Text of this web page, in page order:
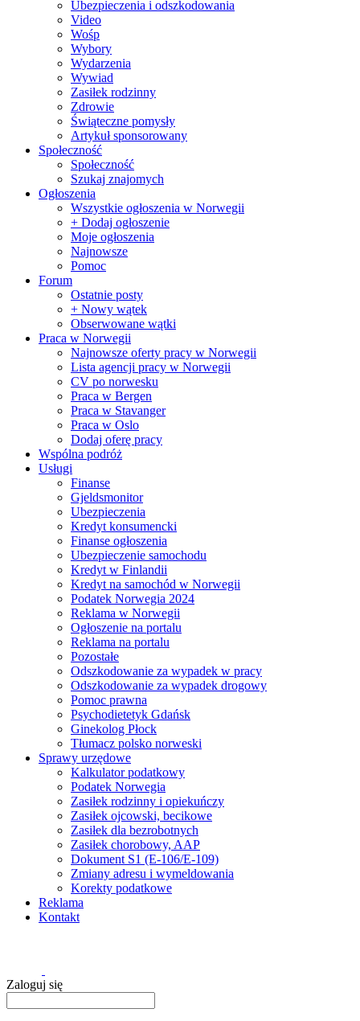
Ubezpieczenia i odszkodowania
Video
Wośp
Wybory
Wydarzenia
Wywiad
Zasiłek rodzinny
Zdrowie
Świąteczne pomysły
Artykuł sponsorowany
Społeczność
Społeczność
Szukaj znajomych
Ogłoszenia
Wszystkie ogłoszenia w Norwegii
+ Dodaj ogłoszenie
Moje ogłoszenia
Najnowsze
Pomoc
Forum
Ostatnie posty
+ Nowy wątek
Obserwowane wątki
Praca w Norwegii
Najnowsze oferty pracy w Norwegii
Lista agencji pracy w Norwegii
CV po norwesku
Praca w Bergen
Praca w Stavanger
Praca w Oslo
Dodaj oferę pracy
Wspólna podróż
Usługi
Finanse
Gjeldsmonitor
Ubezpieczenia
Kredyt konsumencki
Finanse ogłoszenia
Ubezpieczenie samochodu
Kredyt w Finlandii
Kredyt na samochód w Norwegii
Podatek Norwegia 2024
Reklama w Norwegii
Ogłoszenie na portalu
Reklama na portalu
Pozostałe
Odszkodowanie za wypadek w pracy
Odszkodowanie za wypadek drogowy
Pomoc prawna
Psychodietetyk Gdańsk
Ginekolog Płock
Tłumacz polsko norweski
Sprawy urzędowe
Kalkulator podatkowy
Podatek Norwegia
Zasiłek rodzinny i opiekuńczy
Zasiłek ojcowski, becikowe
Zasiłek dla bezrobotnych
Zasiłek chorobowy, AAP
Dokument S1 (E-106/E-109)
Zmiany adresu i wymeldowania
Korekty podatkowe
Reklama
Kontakt
Zaloguj się